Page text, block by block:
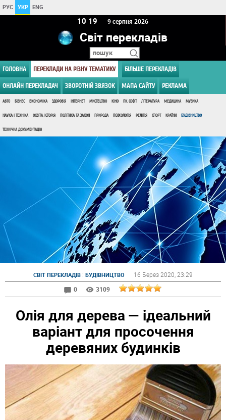
РУС УКР ENG
10:19 9 серпня 2026
Світ перекладів
ГОЛОВНА ПЕРЕКЛАДИ НА РІЗНУ ТЕМАТИКУ БІЛЬШЕ ПЕРЕКЛАДІВ
ОНЛАЙН ПЕРЕКЛАДАЧ ЗВОРОТНІЙ ЗВЯЗОК МАПА САЙТУ РЕКЛАМА
АВТО БІЗНЕС ЕКОНОМІКА ЗДОРОВ'Я ІНТЕРНЕТ МИСТЕЦТВО КІНО ПК, СОФТ ЛІТЕРАТУРА МЕДИЦИНА МУЗИКА
НАУКА І ТЕХНІКА ОСВІТА, ІСТОРІЯ ПОЛІТИКА ТА ЗАКОН ПРИРОДА ПСИХОЛОГІЯ РЕЛІГІЯ СПОРТ КРАЇНИ БУДІВНИЦТВО
ТЕХНІЧНА ДОКУМЕНТАЦІЯ
СВІТ ПЕРЕКЛАДІВ : БУДІВНИЦТВО 16 Берез 2020 , 23:29
0
3109
Олія для дерева — ідеальний
варіант для просочення
деревяних будинків